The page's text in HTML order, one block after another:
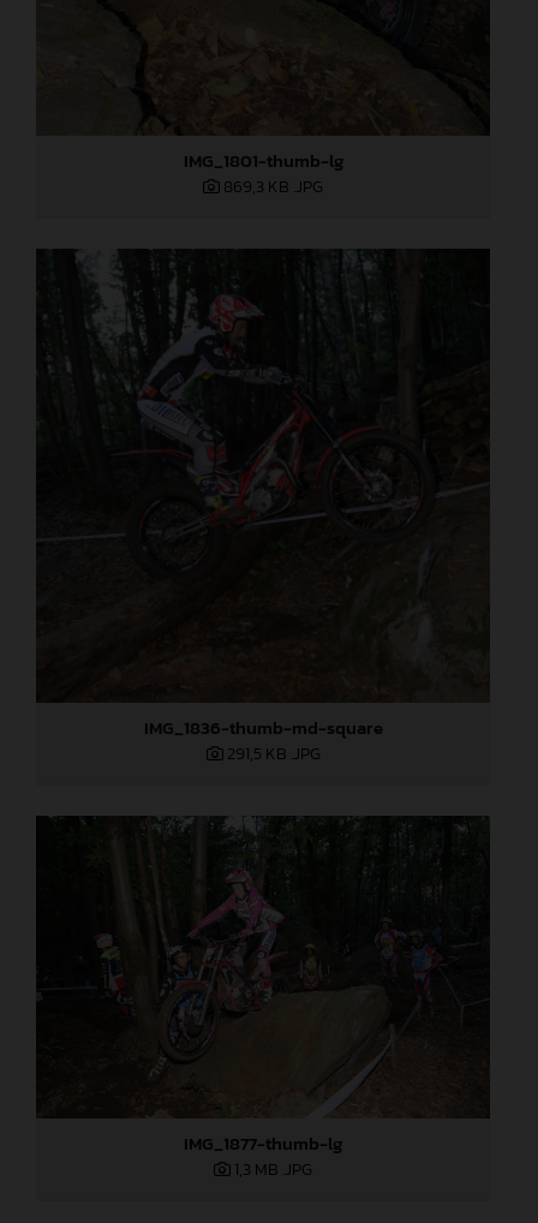
IMG_1801-thumb-lg
869,3 KB .JPG
IMG_1836-thumb-md-square
291,5 KB .JPG
IMG_1877-thumb-lg
1,3 MB .JPG